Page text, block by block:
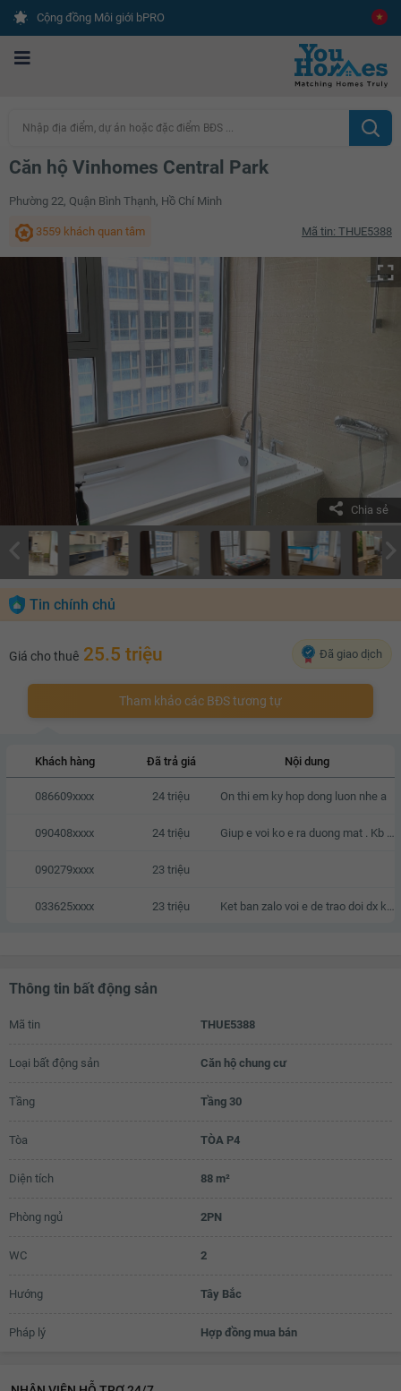
Cộng đồng Môi giới bPRO
Nhập địa điểm, dự án hoặc đặc điểm BĐS ...
Căn hộ Vinhomes Central Park
Phường 22, Quận Bình Thạnh, Hồ Chí Minh
3559 khách quan tâm Mã tin: THUE5388
Chia sẻ
Tin chính chủ
Giá cho thuê 25.5 triệu Đã giao dịch
Tham khảo các BĐS tương tự
Khách hàng Đã trả giá Nội dung
086609xxxx 24 triệu On thi em ky hop dong luon nhe a
090408xxxx 24 triệu
090279xxxx 23 triệu
033625xxxx 23 triệu
Thông tin bất động sản
Mã tin THUE5388
Loại bất động sản Căn hộ chung cư
Tầng Tầng 30
Tòa TÒA P4
Diện tích 88 m²
Phòng ngủ 2PN
WC 2
Hướng Tây Bắc
Pháp lý Hợp đồng mua bán